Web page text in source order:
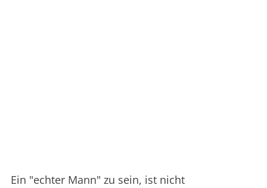
Ein "echter Mann" zu sein, ist nicht